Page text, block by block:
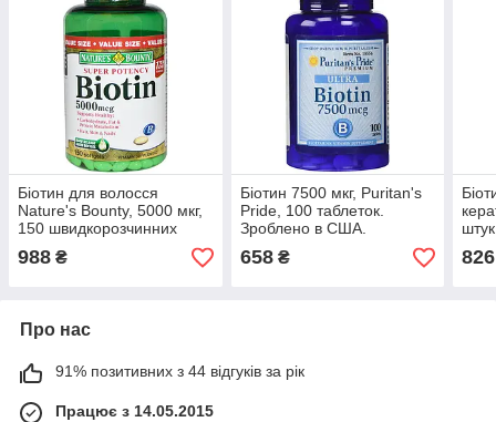
Біотин для волосся
Nature's Bounty, 5000 мкг,
150 швидкорозчинних
таблеток
988 ₴
Біотин 7500 мкг, Puritan's
Pride, 100 таблеток.
Зроблено в США.
658₴ 826
Про нас
91% позитивних з 44 відгуків за рік
Працює з 14.05.2015